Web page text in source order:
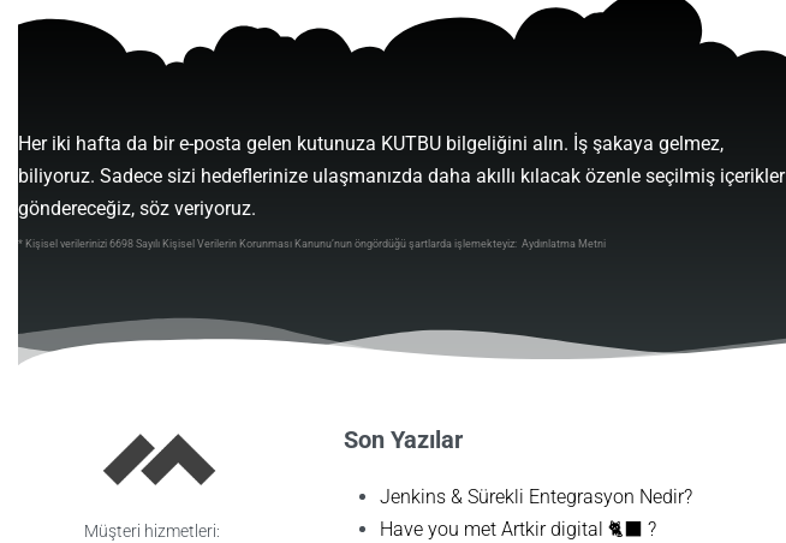
Her iki hafta da bir e-posta gelen kutunuza KUTBU bilgeliğini alın. İş şakaya gelmez,
biliyoruz. Sadece sizi hedeflerinize ulaşmanızda daha akıllı kılacak özenle seçilmiş içerikler
göndereceğiz, söz veriyoruz.
* Kişisel verilerinizi 6698 Sayılı Kişisel Verilerin Korunması Kanunu’nun öngördüğü şartlarda işlemekteyiz: Aydınlatma Metni
Müşteri hizmetleri:
Son Yazılar
Jenkins & Sürekli Entegrasyon Nedir?
Have you met Artkir digital 🐈‍⬛ ?